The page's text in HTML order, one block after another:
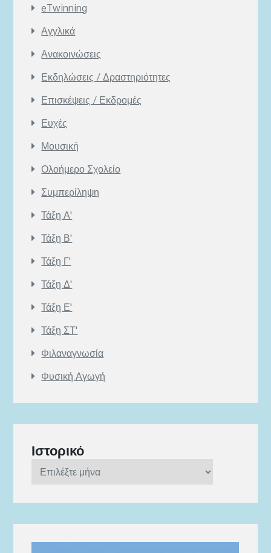
eTwinning
Αγγλικά
Ανακοινώσεις
Εκδηλώσεις / Δραστηριότητες
Επισκέψεις / Εκδρομές
Ευχές
Μουσική
Ολοήμερο Σχολείο
Συμπερίληψη
Τάξη Α'
Τάξη Β'
Τάξη Γ'
Τάξη Δ'
Τάξη Ε'
Τάξη ΣΤ'
Φιλαναγνωσία
Φυσική Αγωγή
Ιστορικό
Ιστορικό